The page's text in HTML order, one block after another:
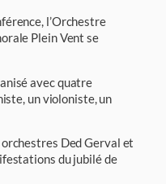
l’Orchestre
Plein Vent se
avec quatre
un violoniste, un
Ded Gerval et
du jubilé de